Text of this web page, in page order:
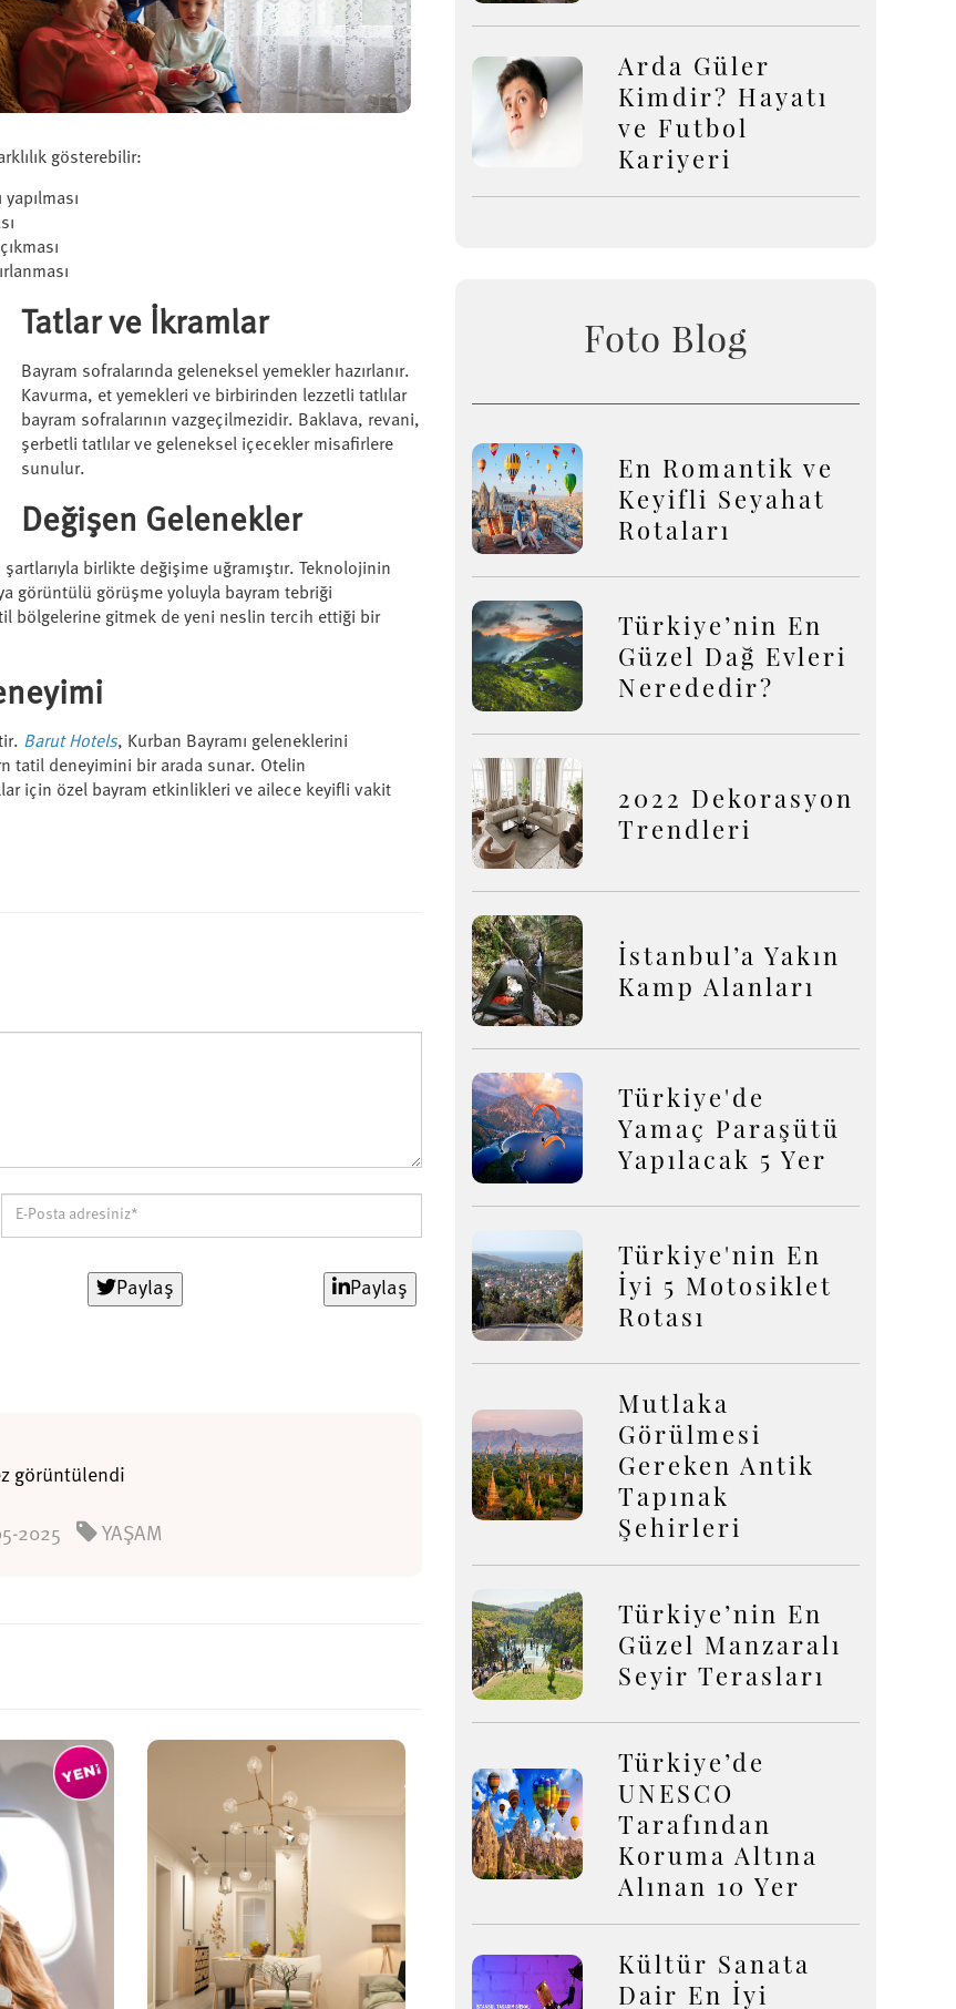
gösterebilir:
Tatlar ve İkramlar
Bayram sofralarında geleneksel yemekler hazırlanır.
Kavurma, et yemekleri ve birbirinden lezzetli tatlılar
bayram sofralarının vazgeçilmezidir. Baklava, revani,
şerbetli tatlılar ve geleneksel içecekler misafirlere
sunulur.
Değişen Gelenekler
birlikte değişime uğramıştır. Teknolojinin
görüntülü görüşme yoluyla bayram tebriği
bölgelerine gitmek de yeni neslin tercih ettiği bir
Barut Hotels, Kurban Bayramı geleneklerini
tatil deneyimini bir arada sunar. Otelin
için özel bayram etkinlikleri ve ailece keyifli vakit
Paylaş Paylaş
görüntülendi
2025 YAŞAM
Arda Güler
Kimdir? Hayatı
ve Futbol
Kariyeri
Foto Blog
En Romantik ve
Keyifli Seyahat
Rotaları
Türkiye’nin En
Güzel Dağ Evleri
Nerededir?
2022 Dekorasyon
Trendleri
İstanbul’a Yakın
Kamp Alanları
Türkiye'de
Yamaç Paraşütü
Yapılacak 5 Yer
Türkiye'nin En
İyi 5 Motosiklet
Rotası
Mutlaka
Görülmesi
Gereken Antik
Tapınak
Şehirleri
Türkiye’nin En
Güzel Manzaralı
Seyir Terasları
Türkiye’de
UNESCO
Tarafından
Koruma Altına
Alınan 10 Yer
Kültür Sanata
Dair En İyi